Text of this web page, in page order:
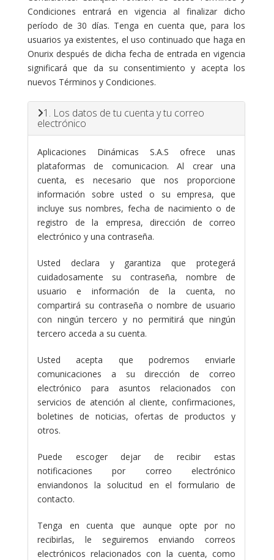
Condiciones entrará en vigencia al finalizar dicho
período de 30 días. Tenga en cuenta que, para los
usuarios ya existentes, el uso continuado que haga en
Onurix después de dicha fecha de entrada en vigencia
significará que da su consentimiento y acepta los
nuevos Términos y Condiciones.
1. Los datos de tu cuenta y tu correo
electrónico
Aplicaciones Dinámicas S.A.S ofrece unas
plataformas de comunicacion. Al crear una
cuenta, es necesario que nos proporcione
información sobre usted o su empresa, que
incluye sus nombres, fecha de nacimiento o de
registro de la empresa, dirección de correo
electrónico y una contraseña.
Usted declara y garantiza que protegerá
cuidadosamente su contraseña, nombre de
usuario e información de la cuenta, no
compartirá su contraseña o nombre de usuario
con ningún tercero y no permitirá que ningún
tercero acceda a su cuenta.
Usted acepta que podremos enviarle
comunicaciones a su dirección de correo
electrónico para asuntos relacionados con
servicios de atención al cliente, confirmaciones,
boletines de noticias, ofertas de productos y
otros.
Puede escoger dejar de recibir estas
notificaciones por correo electrónico
enviandonos la solucitud en el formulario de
contacto.
Tenga en cuenta que aunque opte por no
recibirlas, le seguiremos enviando correos
electrónicos relacionados con la cuenta, como